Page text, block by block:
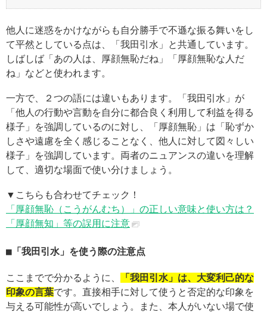
他人に迷惑をかけながらも自分勝手で不遜な振る舞いをし
て平然としている点は、「我田引水」と共通しています。
しばしば「あの人は、厚顔無恥だね」「厚顔無恥な人だ
ね」などと使われます。
一方で、２つの語には違いもあります。「我田引水」が
「他人の行動や言動を自分に都合良く利用して利益を得る
様子」を強調しているのに対し、「厚顔無恥」は「恥ずか
しさや遠慮を全く感じることなく、他人に対して図々しい
様子」を強調しています。両者のニュアンスの違いを理解
して、適切な場面で使い分けましょう。
▼こちらも合わせてチェック！
「厚顔無恥（こうがんむち）」の正しい意味と使い方は？
「厚顔無知」等の誤用に注意
「我田引水」を使う際の注意点
ここまでで分かるように、
「我田引水」は、大変利己的な
印象の言葉です。直接相手に対して使うと否定的な印象を
与える可能性が高いでしょう。また、本人がいない場で使